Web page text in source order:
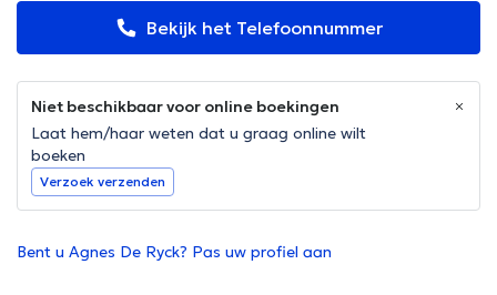
Bekijk het Telefoonnummer
Niet beschikbaar voor online boekingen
Laat hem/haar weten dat u graag online wilt
boeken
Verzoek verzenden
Bent u Agnes De Ryck? Pas uw profiel aan